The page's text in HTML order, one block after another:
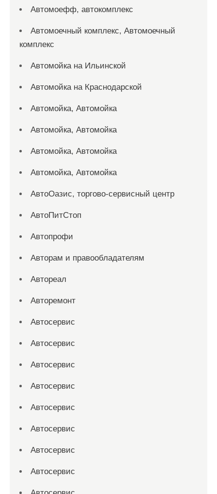
Автомоефф, автокомплекс
Автомоечный комплекс, Автомоечный
комплекс
Автомойка на Ильинской
Автомойка на Краснодарской
Автомойка, Автомойка
Автомойка, Автомойка
Автомойка, Автомойка
Автомойка, Автомойка
АвтоОазис, торгово-сервисный центр
АвтоПитСтоп
Автопрофи
Авторам и правообладателям
Автореал
Авторемонт
Автосервис
Автосервис
Автосервис
Автосервис
Автосервис
Автосервис
Автосервис
Автосервис